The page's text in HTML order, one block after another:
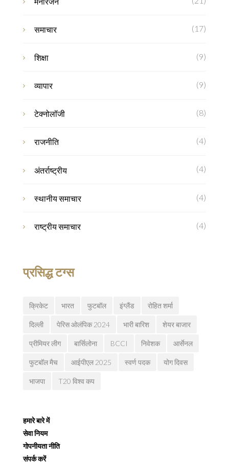
समाचार (17)
शिक्षा (9)
व्यापार (9)
टेक्नोलॉजी (8)
राजनीति (4)
अंतर्राष्ट्रीय (4)
स्थानीय समाचार (4)
राष्ट्रीय समाचार (4)
प्रसिद्ध टग्स
क्रिकेट भारत फुटबॉल इंग्लैंड रोहित शर्मा
दिल्ली पेरिस ओलंपिक 2024 भारी बारिश शेयर बाजार
प्रीमियर लीग बार्सिलोना BCCI निवेशक आर्सेनल
फुटबॉल मैच आईपीएल 2025 स्वर्ण पदक योग दिवस
भाजपा T20 विश्व कप
हमारे बारे में
सेवा नियम
गोपनीयता नीति
संपर्क करें